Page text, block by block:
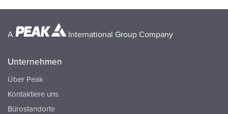
A International Group Company
Unternehmen
Über Peak
Kontaktiere uns
Bürostandorte